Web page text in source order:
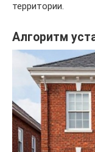
территории.
Алгоритм